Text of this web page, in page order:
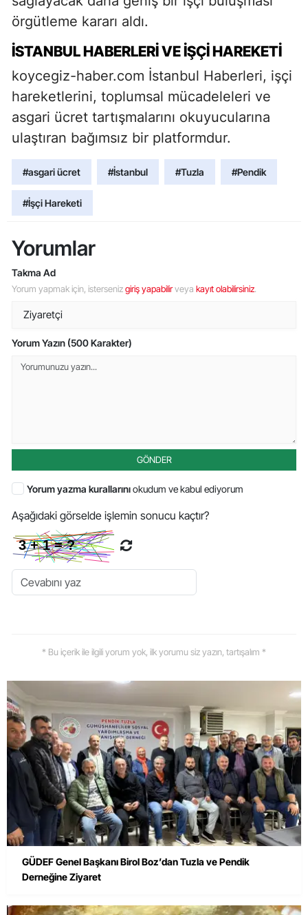
örgütleme kararı aldı.
İSTANBUL HABERLERI VE IŞÇI HAREKETI
koycegiz-haber.com İstanbul Haberleri, işçi
hareketlerini, toplumsal mücadeleleri ve
asgari ücret tartışmalarını okuyucularına
ulaştıran bağımsız bir platformdur.
#asgari ücret #İstanbul #Tuzla #Pendik
#İşçi Hareketi
Yorumlar
Takma Ad
Yorum yapmak için, istersenizgiriş yapabilirveya kayıt olabilirsiniz.
Yorum Yazın (500 Karakter)
GÖNDER
Yorum yazma kurallarınıokudum ve kabul ediyorum
Aşağıdaki görselde işlemin sonucu kaçtır?
* Bu içerik ile ilgili yorum yok, ilk yorumu siz yazın, tartışalım *
GÜDEF Genel Başkanı Birol Boz’dan Tuzla ve Pendik
Derneğine Ziyaret